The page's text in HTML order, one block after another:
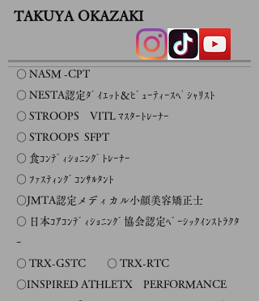
TAKUYA OKAZAKI
○ NASM -CPT
○ NESTA認定ﾀﾞｲｴｯﾄ＆ﾋﾞｭｰﾃｨｰｽﾍﾟｼｬﾘｽﾄ
○ STROOPS VITL ﾏｽﾀｰﾄﾚｰﾅｰ
○ STROOPS SFPT
○ 食ｺﾝﾃﾞｨｼｮﾆﾝｸﾞﾄﾚｰﾅｰ
○ ﾌｧｽﾃｨﾝｸﾞｺﾝｻﾙﾀﾝﾄ
○JMTA認定メディカル小顔美容矯正士
○ 日本ｺｱｺﾝﾃﾞｨｼｮﾆﾝｸﾞ協会認定ﾍﾞｰｼｯｸｲﾝｽﾄﾗｸﾀ
ｰ
○ TRX-GSTC ○ TRX-RTC
○INSPIRED ATHLETX PERFORMANCE